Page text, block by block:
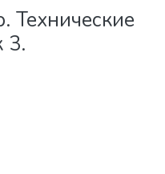
Технические
3.